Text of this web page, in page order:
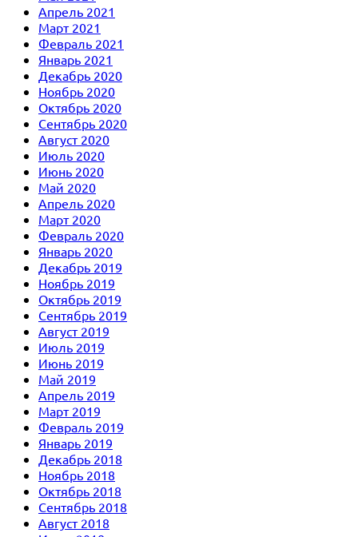
Апрель 2021
Март 2021
Февраль 2021
Январь 2021
Декабрь 2020
Ноябрь 2020
Октябрь 2020
Сентябрь 2020
Август 2020
Июль 2020
Июнь 2020
Май 2020
Апрель 2020
Март 2020
Февраль 2020
Январь 2020
Декабрь 2019
Ноябрь 2019
Октябрь 2019
Сентябрь 2019
Август 2019
Июль 2019
Июнь 2019
Май 2019
Апрель 2019
Март 2019
Февраль 2019
Январь 2019
Декабрь 2018
Ноябрь 2018
Октябрь 2018
Сентябрь 2018
Август 2018